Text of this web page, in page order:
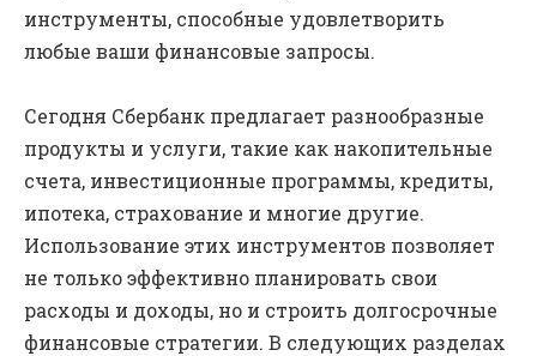
инструменты, способные удовлетворить
любые ваши финансовые запросы.
Сегодня Сбербанк предлагает разнообразные
продукты и услуги, такие как накопительные
счета, инвестиционные программы, кредиты,
ипотека, страхование и многие другие.
Использование этих инструментов позволяет
не только эффективно планировать свои
расходы и доходы, но и строить долгосрочные
финансовые стратегии. В следующих разделах